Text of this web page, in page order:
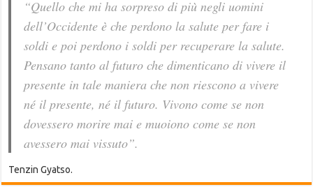
“Quello che mi ha sorpreso di più negli uomini
dell’Occidente è che perdono la salute per fare i
soldi e poi perdono i soldi per recuperare la salute.
Pensano tanto al futuro che dimenticano di vivere il
presente in tale maniera che non riescono a vivere
né il presente, né il futuro. Vivono come se non
dovessero morire mai e muoiono come se non
avessero mai vissuto”.
Tenzin Gyatso.